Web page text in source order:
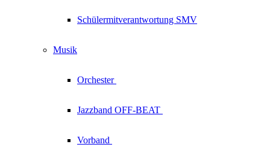
Schülermitverantwortung SMV
Musik
Orchester
Jazzband OFF-BEAT
Vorband